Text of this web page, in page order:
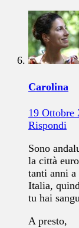
Carolina
19 Ottobre
Rispondi
Sono
la città
tanti anni
Italia,
tu hai
A presto,